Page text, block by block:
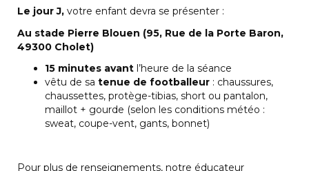
Le jour J, votre enfant devra se présenter :
Au stade Pierre Blouen (95, Rue de la Porte Baron,
49300 Cholet)
15 minutes avant l’heure de la séance
vêtu de sa tenue de footballeur : chaussures,
chaussettes, protège-tibias, short ou pantalon,
maillot + gourde (selon les conditions météo :
sweat, coupe-vent, gants, bonnet)
Pour plus de renseignements, notre éducateur